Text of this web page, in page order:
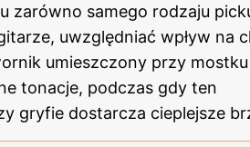
zarówno samego rodzaju
uwzględniać wpływ na
umieszczony przy
tonacje, podczas gdy ten
gryfie dostarcza cieplejsze